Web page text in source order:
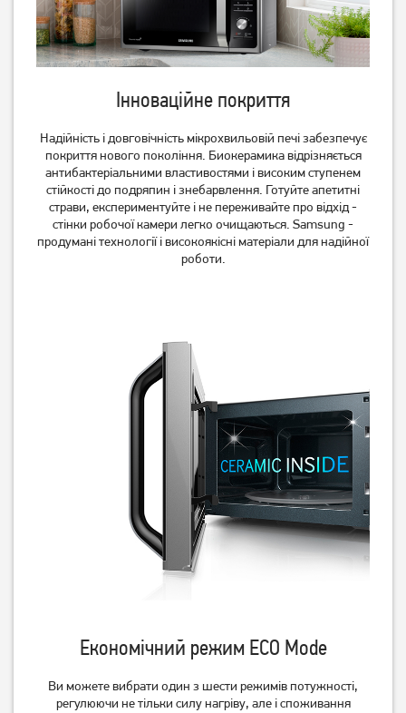
вбудована Whirlpool WMF
9 599грн 2 759грн
Мікрохвильова піч Ardesto
4 339грн
3 469грн
Мікрохвильова піч Ardesto
4 029грн
Мікрохвильова піч
4 019грн
Інноваційне покриття
Надійність і довговічність мікрохвильовій печі забезпечує
покриття нового покоління. Биокерамика відрізняється
антибактеріальними властивостями і високим ступенем
стійкості до подряпин і знебарвлення. Готуйте апетитні
страви, експериментуйте і не переживайте про відхід -
стінки робочої камери легко очищаються. Samsung -
продумані технології і високоякісні матеріали для надійної
роботи.
Економічний режим ECO Mode
Ви можете вибрати один з шести режимів потужності,
регулюючи не тільки силу нагріву, але і споживання